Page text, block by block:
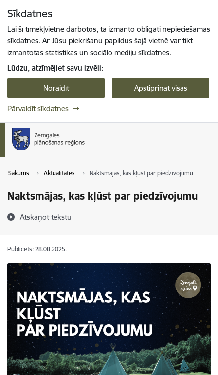
Sīkdatnes
Lai šī tīmekļvietne darbotos, tā izmanto obligāti nepieciešamās
sīkdatnes. Ar Jūsu piekrišanu papildus šajā vietnē var tikt
izmantotas statistikas un sociālo mediju sīkdatnes.
Lūdzu, atzīmējiet savu izvēli:
Noraidīt Apstiprināt visas
Pārvaldīt sīkdatnes
Sākums Aktualitātes Naktsmājas, kas kļūst par piedzīvojumu
Naktsmājas, kas kļūst par piedzīvojumu
Atskaņot tekstu
Publicēts: 28.08.2025.